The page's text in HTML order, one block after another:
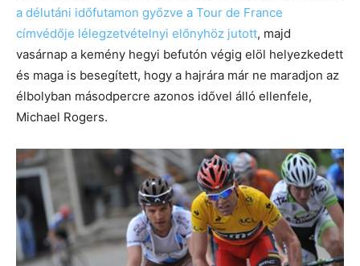
a délutáni időfutamon győzve a Tour de France
címvédője lélegzetvételnyi előnyhöz jutott, majd
vasárnap a kemény hegyi befutón végig elöl helyezkedett
és maga is besegített, hogy a hajrára már ne maradjon az
élbolyban másodpercre azonos idővel álló ellenfele,
Michael Rogers.